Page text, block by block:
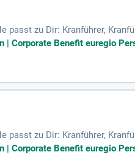
zu Dir: Kranführer,
Hallenkranführerin
Corporate Benefit euregio
zu Dir: Kranführer,
Hallenkranführerin
Corporate Benefit euregio